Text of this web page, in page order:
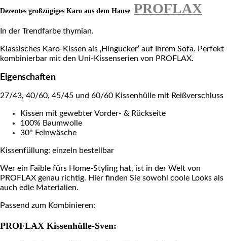
Dezentes großzügiges Karo aus dem Hause PROFLAX
In der Trendfarbe thymian.
Klassisches Karo-Kissen als ‚Hingucker‘ auf Ihrem Sofa. Perfekt
kombinierbar mit den Uni-Kissenserien von PROFLAX.
Eigenschaften
27/43, 40/60, 45/45 und 60/60 Kissenhülle mit Reißverschluss
Kissen mit gewebter Vorder- & Rückseite
100% Baumwolle
30° Feinwäsche
Kissenfüllung: einzeln bestellbar
Wer ein Faible fürs Home-Styling hat, ist in der Welt von
PROFLAX genau richtig. Hier finden Sie sowohl coole Looks als
auch edle Materialien.
Passend zum Kombinieren:
PROFLAX Kissenhülle-Sven: